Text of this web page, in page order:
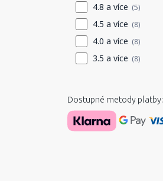
4.8 a více (5)
4.5 a více (8)
4.0 a více (8)
3.5 a více (8)
Dostupné metody platby: